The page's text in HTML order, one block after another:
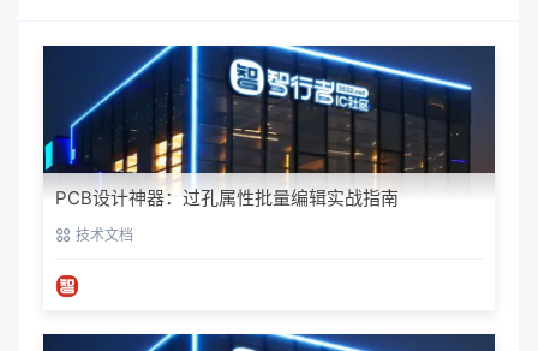
PCB设计神器：过孔属性批量编辑实战指南
技术文档